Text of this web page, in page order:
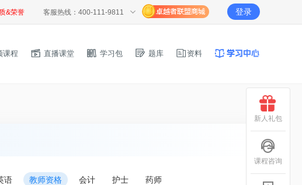
&荣誉 客服热线：400-111-9811 登录
课程 直播课堂 学习包 题库 资料
语 教师资格 会计 护士 药师
新人礼包
课程咨询